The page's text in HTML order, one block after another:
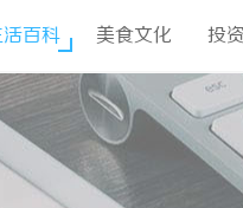
活百科 美食文化 投